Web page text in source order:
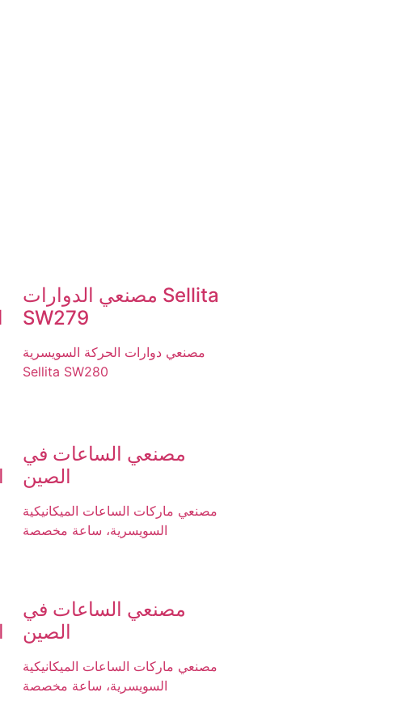
مصنعي الدوارات Sellita
SW279
مصنعي دوارات الحركة السويسرية
Sellita SW280
مصنعي الساعات في
الصين
مصنعي ماركات الساعات الميكانيكية
السويسرية، ساعة مخصصة
مصنعي الساعات في
الصين
مصنعي ماركات الساعات الميكانيكية
السويسرية، ساعة مخصصة